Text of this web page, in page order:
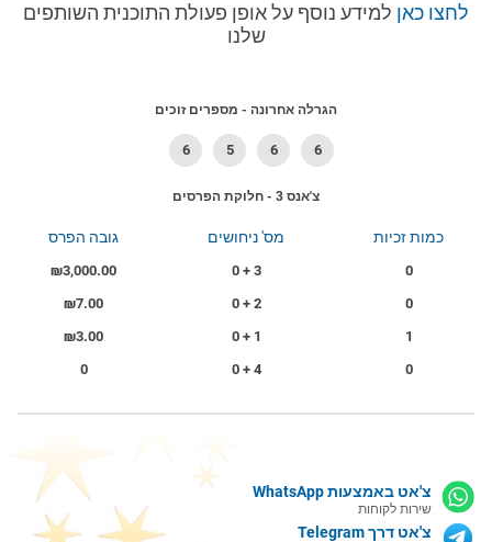
לחצו כאן למידע נוסף על אופן פעולת התוכנית השותפים
שלנו
הגרלה אחרונה - מספרים זוכים
6 5 6 6
צ'אנס 3 - חלוקת הפרסים
כמות זכיות מס' ניחושים גובה הפרס
0
0
1
0
3 + 0
2 + 0
1 + 0
4 + 0
₪3,000.00
₪7.00
₪3.00
0
צ'אט באמצעות WhatsApp
שירות לקוחות
צ'אט דרך Telegram